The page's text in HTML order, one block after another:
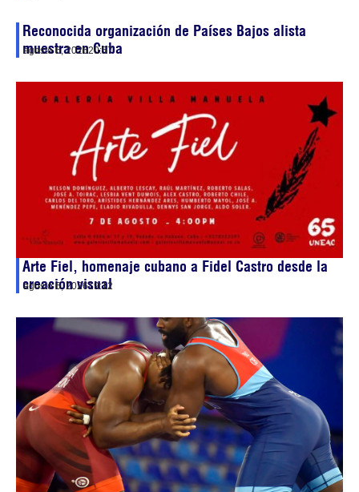
Reconocida organización de Países Bajos alista
muestra en Cuba
agosto 6, 202620:57
Arte Fiel, homenaje cubano a Fidel Castro desde la
creación visual
agosto 6, 202619:12